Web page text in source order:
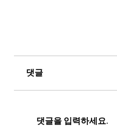
댓글
댓글을 입력하세요.